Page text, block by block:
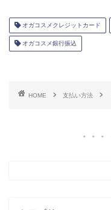
オガコスメクレジットカード
オガコスメ銀行振込
HOME 支払い方法